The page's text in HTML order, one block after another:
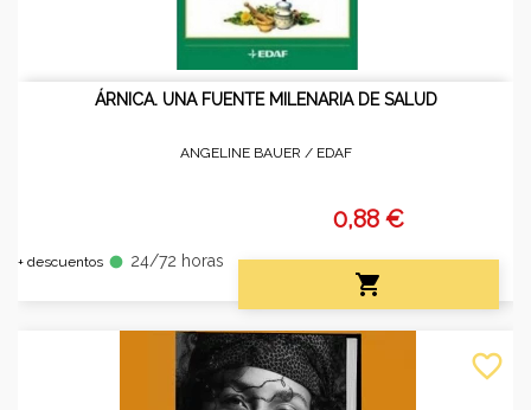
ÁRNICA. UNA FUENTE MILENARIA DE SALUD
ANGELINE BAUER / EDAF
+ descuentos fiber_manual_record 24/72 horas
0,88 €

favorite_border